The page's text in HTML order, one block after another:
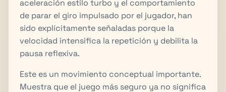
aceleración estilo turbo y el comportamiento
de parar el giro impulsado por el jugador, han
sido explícitamente señaladas porque la
velocidad intensifica la repetición y debilita la
pausa reflexiva.
Este es un movimiento conceptual importante.
Muestra que el juego más seguro ya no significa